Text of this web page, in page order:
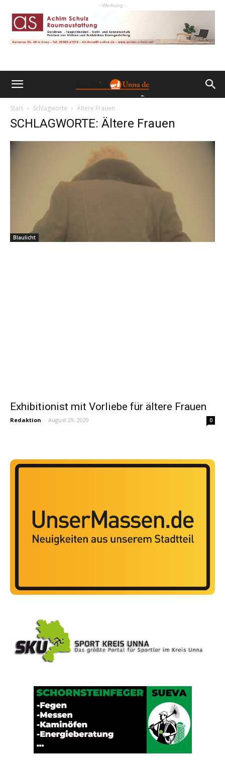
- Werbung -
Start Schlagworte Ältere Frauen
SCHLAGWORTE: Ältere Frauen
Blaulicht
Exhibitionist mit Vorliebe für ältere Frauen
Redaktion - August 29, 2020 0